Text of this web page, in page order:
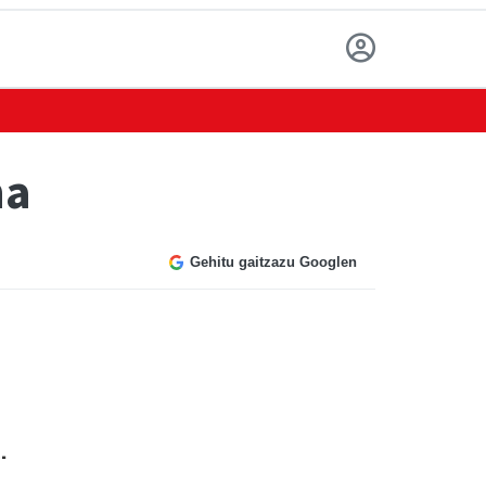
Gehitu gaitzazu Googlen